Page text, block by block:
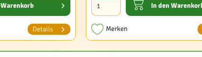
Warenkorb
Details
In den
Merken